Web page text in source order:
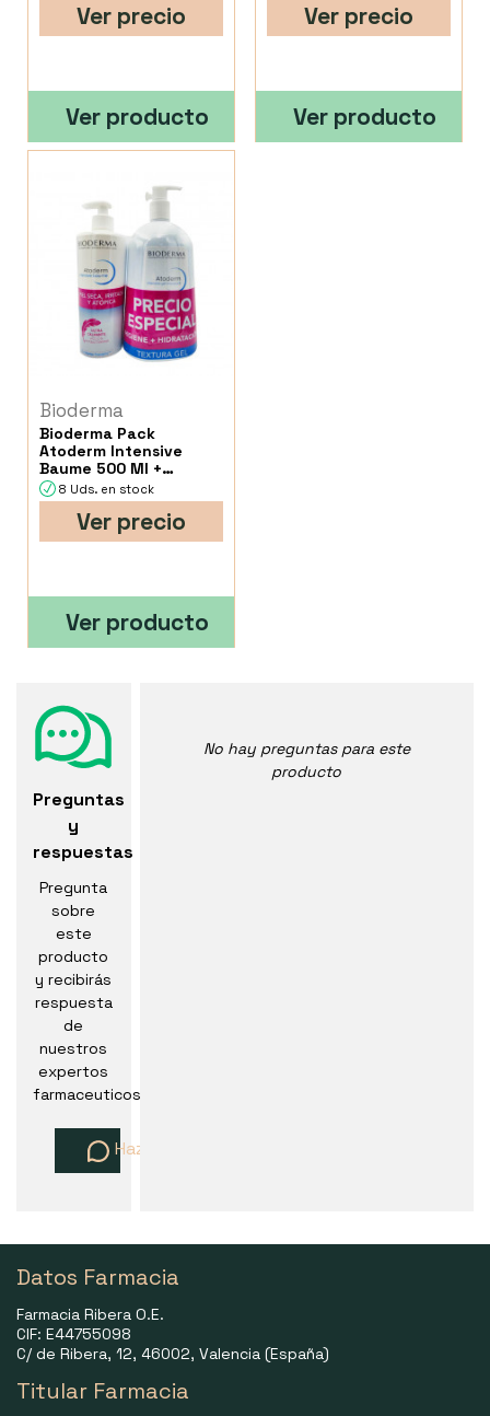
Ver precio
Ver producto
Ver precio
Ver producto
Bioderma
Bioderma Pack
Atoderm Intensive
Baume 500 Ml +
Atoderm Intensive Gel
8 Uds. en stock
Ver precio
Ver producto
Preguntas
y
respuestas
Pregunta
sobre
este
producto
y recibirás
respuesta
de
nuestros
expertos
farmaceuticos
Haz una pregunta
No hay preguntas para este
producto
Datos Farmacia
Farmacia Ribera O.E.
CIF: E44755098
C/ de Ribera, 12, 46002, Valencia (España)
Titular Farmacia